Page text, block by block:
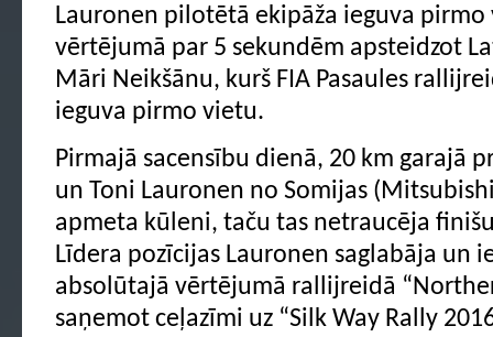
Lauronen pilotētā ekipāža ieguva
vērtējumā par 5 sekundēm apsteidzot
Māri Neikšānu, kurš FIA Pasaules
ieguva pirmo vietu.
Pirmajā sacensību dienā, 20 km garajā
un Toni Lauronen no Somijas
apmeta kūleni, taču tas netraucēja
Līdera pozīcijas Lauronen saglabāja un
absolūtajā vērtējumā rallijreidā
saņemot ceļazīmi uz “Silk Way Rally